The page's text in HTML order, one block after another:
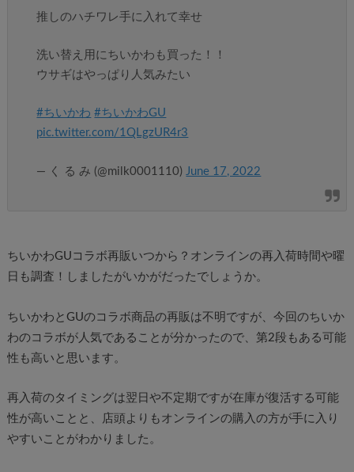
推しのハチワレ手に入れて幸せ
洗い替え用にちいかわも買った！！
ウサギはやっぱり人気みたい
#ちいかわ #ちいかわGU
pic.twitter.com/1QLgzUR4r3
— く る み (@milk0001110) June 17, 2022
ちいかわGUコラボ再販いつから？オンラインの再入荷時間や曜
日も調査！しましたがいかがだったでしょうか。
ちいかわとGUのコラボ商品の再販は不明ですが、今回のちいか
わのコラボが人気であることが分かったので、第2段もある可能
性も高いと思います。
再入荷のタイミングは翌日や不定期ですが在庫が復活する可能
性が高いことと、店頭よりもオンラインの購入の方が手に入り
やすいことがわかりました。